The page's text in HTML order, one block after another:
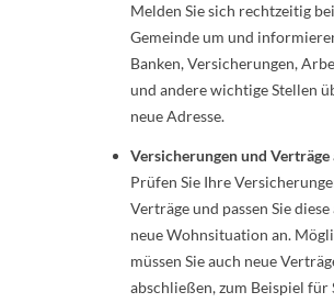
Melden Sie sich rechtzeitig
Gemeinde um und
Banken, Versicherungen,
und andere wichtige Stellen
neue Adresse.
Versicherungen und Verträge
Prüfen Sie Ihre
Verträge und passen Sie
neue Wohnsituation an.
müssen Sie auch neue
abschließen, zum Beispiel für